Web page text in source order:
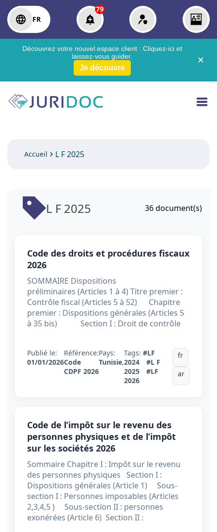
FR
79
Découvrez votre nouvel espace client : Cliquez-ici et
laissez-vous guider.
Je découvre
✕
Accueil L F 2025
L F 2025 36document(s)
Code des droits et procédures fiscaux
2026
SOMMAIRE Dispositions
préliminaires (Articles 1 à 4) Titre premier :
Contrôle fiscal (Articles 5 à 52) Chapitre
premier : Dispositions générales (Articles 5
à 35 bis) Section I : Droit de contrôle
Publié le:
01/01/2026
Référence:
Code
CDPF 2026
Pays:
Tunisie,
Tags: #LF
2024
#L F
2025
#LF
2026
fr
ar
Code de l’impôt sur le revenu des
personnes physiques et de l’impôt
sur les sociétés 2026
Sommaire Chapitre I : Impôt sur le revenu
des personnes physiques Section I :
Dispositions générales (Article 1) Sous-
section I : Personnes imposables (Articles
2,3,4,5 ) Sous-section II : personnes
exonérées (Article 6) Section II :